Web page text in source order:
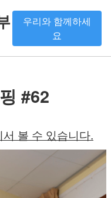
우리와 함께하세
요
#62
볼 수 있습니다.